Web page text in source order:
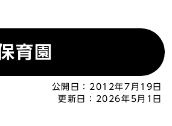
育園
公開日： 2012年7月19日
更新日：
2026年5月1日